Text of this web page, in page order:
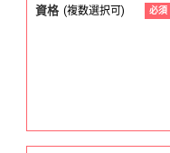
資格 (複数選択可) 必須